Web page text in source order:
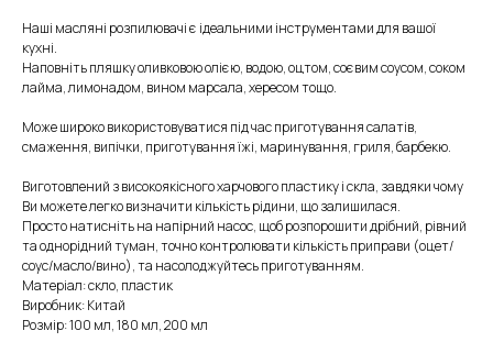
Наші масляні розпилювачі є ідеальними інструментами для вашої
кухні.
Наповніть пляшку оливковою олією, водою, оцтом, соєвим соусом, соком
лайма, лимонадом, вином марсала, хересом тощо.
Може широко використовуватися під час приготування салатів,
смаження, випічки, приготування їжі, маринування, гриля, барбекю.
Виготовлений з високоякісного харчового пластику і скла, завдяки чому
Ви можете легко визначити кількість рідини, що залишилася.
Просто натисніть на напірний насос, щоб розпорошити дрібний, рівний
та однорідний туман, точно контролювати кількість приправи (оцет/
соус/масло/вино), та насолоджуйтесь приготуванням.
Матеріал: скло, пластик
Виробник: Китай
Розмір: 100 мл, 180 мл, 200 мл